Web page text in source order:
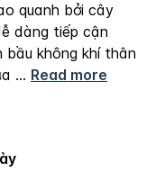
quanh bởi cây
dàng tiếp cận
bầu không khí thân
... Read more